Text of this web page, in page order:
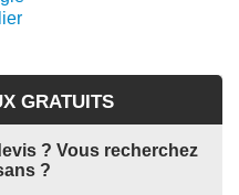
GRATUITS
? Vous recherchez
?